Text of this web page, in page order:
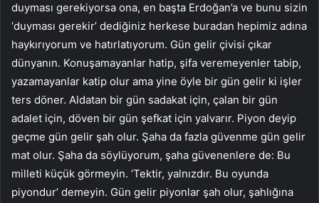
duyması gerekiyorsa ona, en başta Erdoğan’a ve bunu sizin
‘duyması gerekir’ dediğiniz herkese buradan hepimiz adına
haykırıyorum ve hatırlatıyorum. Gün gelir çivisi çıkar
dünyanın. Konuşamayanlar hatip, şifa veremeyenler tabip,
yazamayanlar katip olur ama yine öyle bir gün gelir ki işler
ters döner. Aldatan bir gün sadakat için, çalan bir gün
adalet için, döven bir gün şefkat için yalvarır. Piyon deyip
geçme gün gelir şah olur. Şaha da fazla güvenme gün gelir
mat olur. Şaha da söylüyorum, şaha güvenenlere de: Bu
milleti küçük görmeyin. ‘Tektir, yalnızdır. Bu oyunda
piyondur’ demeyin. Gün gelir piyonlar şah olur, şahlığına